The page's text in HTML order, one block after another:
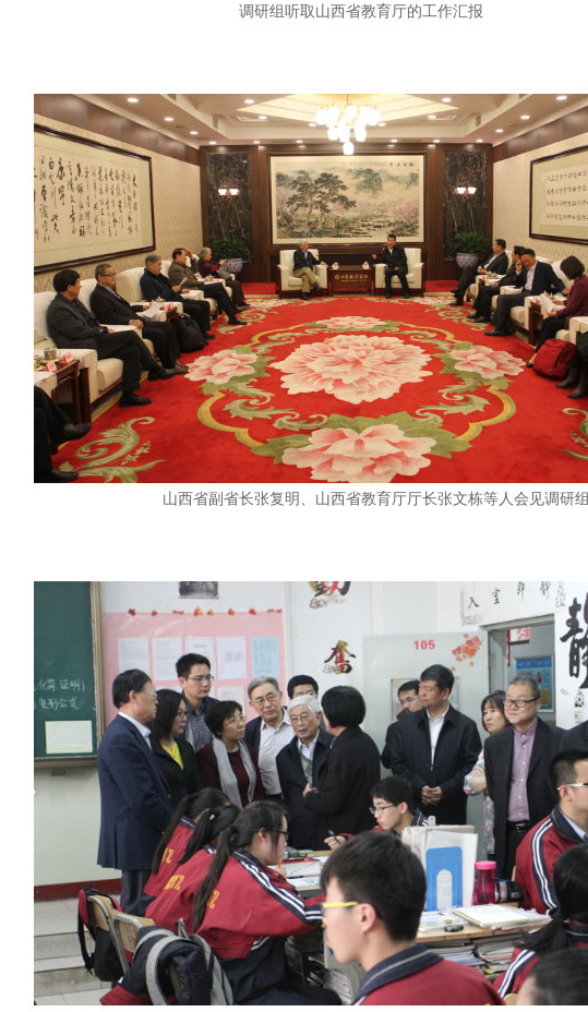
调研组听取山西省教育厅的工作汇报
山西省副省长张复明、山西省教育厅厅长张文栋等人会见调研组